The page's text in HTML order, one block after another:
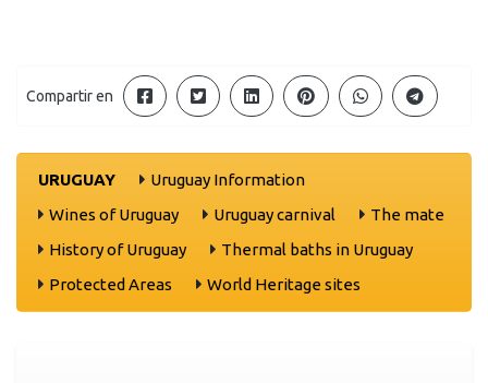
Compartir en
URUGUAY
Uruguay Information
Wines of Uruguay
Uruguay carnival
The mate
History of Uruguay
Thermal baths in Uruguay
Protected Areas
World Heritage sites